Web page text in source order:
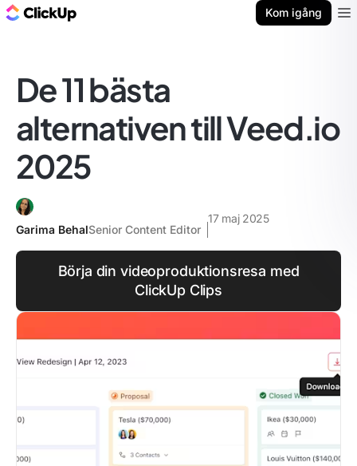
Kom igång
De 11 bästa
alternativen till Veed.io
2025
Garima BehalSenior Content Editor
17 maj 2025
Börja din videoproduktionsresa med
ClickUp Clips